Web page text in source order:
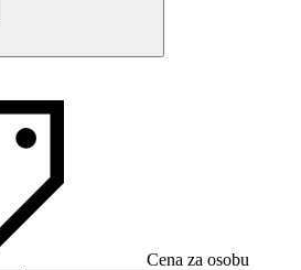
Cena za osobu